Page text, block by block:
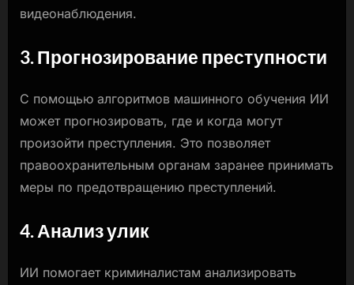
видеонаблюдения.
3. Прогнозирование преступности
С помощью алгоритмов машинного обучения ИИ
может прогнозировать, где и когда могут
произойти преступления. Это позволяет
правоохранительным органам заранее принимать
меры по предотвращению преступлений.
4. Анализ улик
ИИ помогает криминалистам анализировать